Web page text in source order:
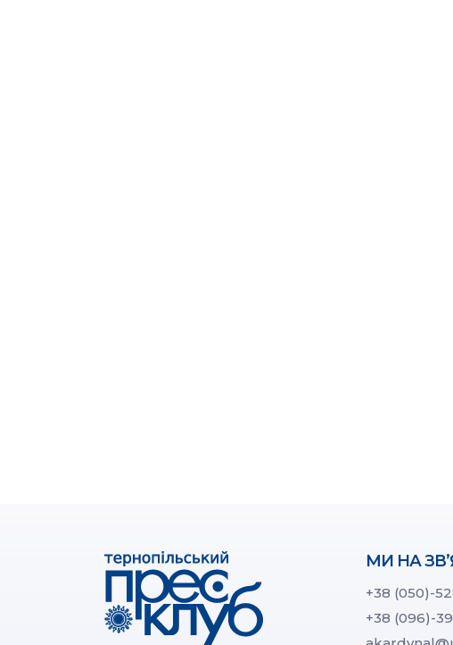
МИ НА
+38 (050)-
+38 (096)-